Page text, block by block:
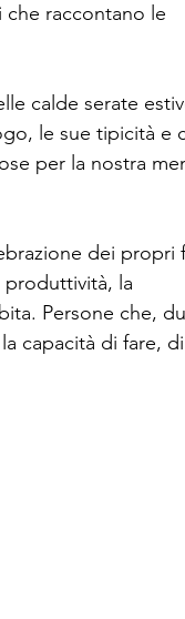
raccontano le
calde serate
le sue tipicità e
per la nostra
dei propri
la
Persone che,
capacità di fare, di